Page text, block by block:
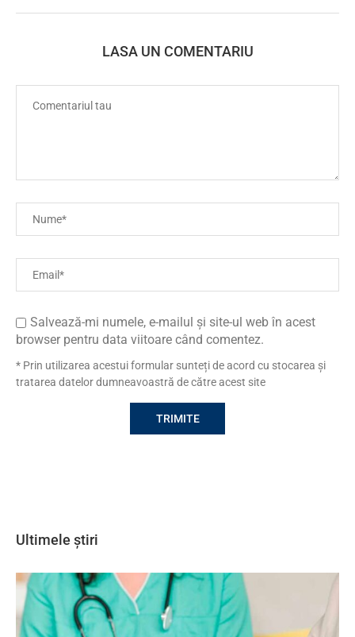
LASA UN COMENTARIU
Salvează-mi numele, e-mailul și site-ul web în acest
browser pentru data viitoare când comentez.
* Prin utilizarea acestui formular sunteți de acord cu stocarea și
tratarea datelor dumneavoastră de către acest site
Ultimele știri